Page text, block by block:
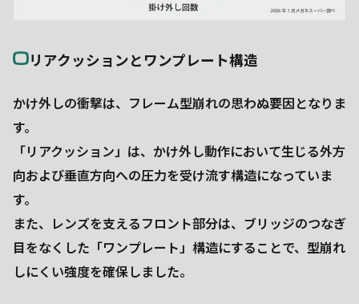
リアクッションとワンプレート構造
かけ外しの衝撃は、フレーム型崩れの思わぬ要因となりま
す。
「リアクッション」は、かけ外し動作において生じる外方
向および垂直方向への圧力を受け流す構造になっていま
す。
また、レンズを支えるフロント部分は、ブリッジのつなぎ
目をなくした「ワンプレート」構造にすることで、型崩れ
しにくい強度を確保しました。